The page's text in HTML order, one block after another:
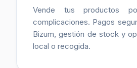
Vende tus productos
complicaciones. Pagos
Bizum, gestión de stock y
local o recogida.